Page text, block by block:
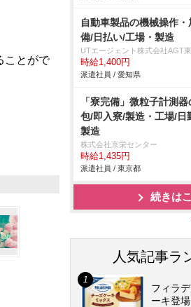
ことがで
自動車製品の機械操作
備/日払い/工場・製造
UTエージェント株式会社AGT
時給1,400円
派遣社員 / 愛知県
「寮完備」微粒子計測
包/即入寮/製造・工場/日
製造
株式会社京栄センター
時給1,435円
派遣社員 / 東京都
続きは
人気記事ラ
フィラ
ーキ登場